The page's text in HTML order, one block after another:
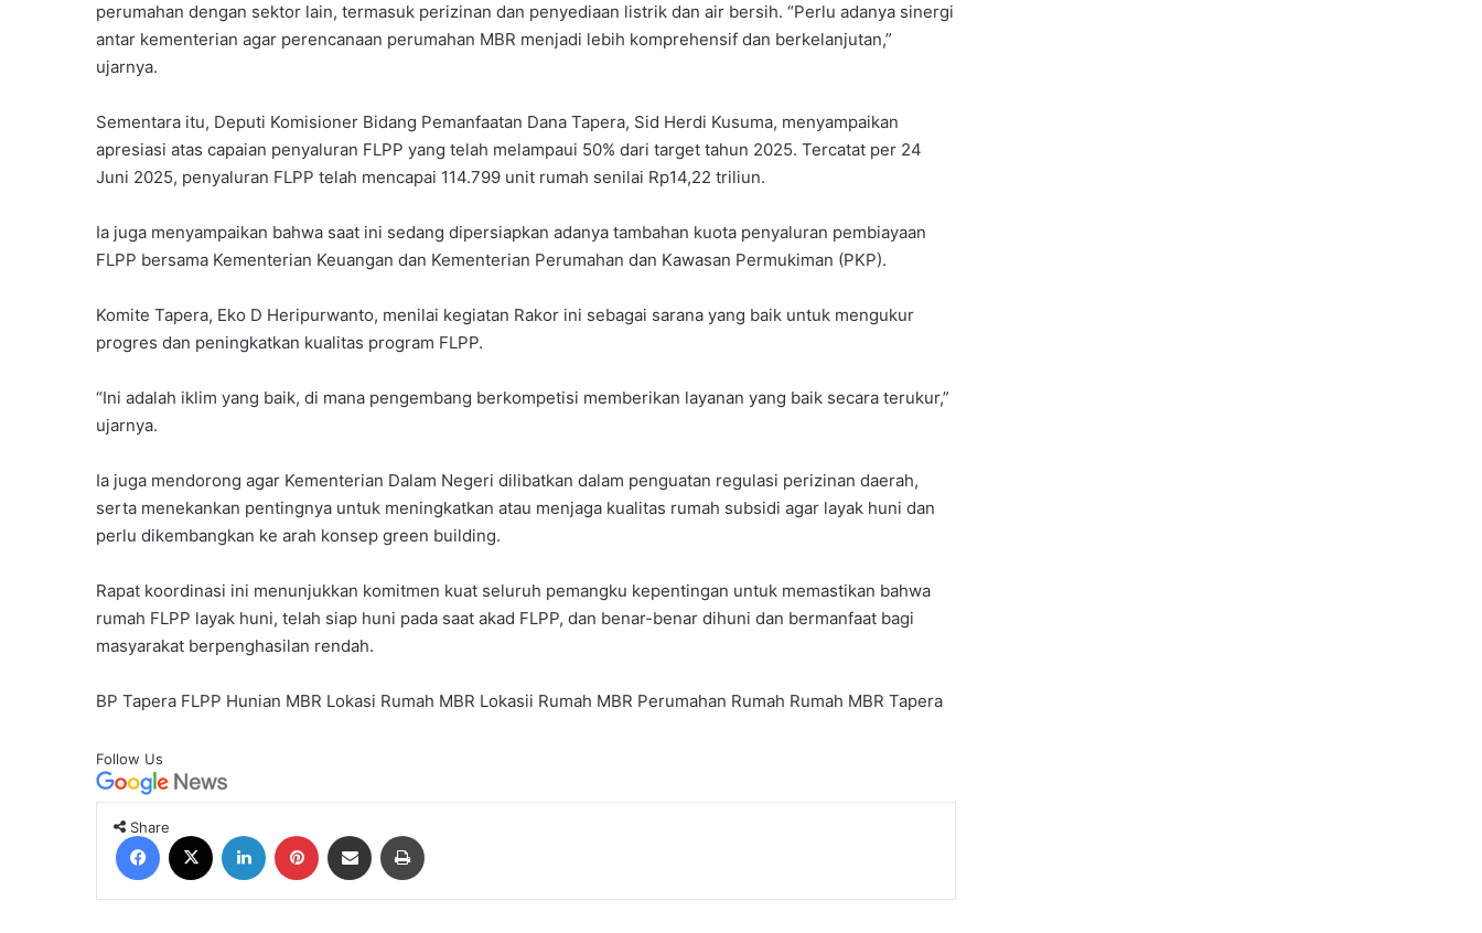
perumahan dengan sektor lain, termasuk perizinan dan penyediaan listrik dan air bersih. “Perlu adanya sinergi
antar kementerian agar perencanaan perumahan MBR menjadi lebih komprehensif dan berkelanjutan,”
ujarnya.
Sementara itu, Deputi Komisioner Bidang Pemanfaatan Dana Tapera, Sid Herdi Kusuma, menyampaikan
apresiasi atas capaian penyaluran FLPP yang telah melampaui 50% dari target tahun 2025. Tercatat per 24
Juni 2025, penyaluran FLPP telah mencapai 114.799 unit rumah senilai Rp14,22 triliun.
Ia juga menyampaikan bahwa saat ini sedang dipersiapkan adanya tambahan kuota penyaluran pembiayaan
FLPP bersama Kementerian Keuangan dan Kementerian Perumahan dan Kawasan Permukiman (PKP).
Komite Tapera, Eko D Heripurwanto, menilai kegiatan Rakor ini sebagai sarana yang baik untuk mengukur
progres dan peningkatkan kualitas program FLPP.
“Ini adalah iklim yang baik, di mana pengembang berkompetisi memberikan layanan yang baik secara terukur,”
ujarnya.
Ia juga mendorong agar Kementerian Dalam Negeri dilibatkan dalam penguatan regulasi perizinan daerah,
serta menekankan pentingnya untuk meningkatkan atau menjaga kualitas rumah subsidi agar layak huni dan
perlu dikembangkan ke arah konsep green building.
Rapat koordinasi ini menunjukkan komitmen kuat seluruh pemangku kepentingan untuk memastikan bahwa
rumah FLPP layak huni, telah siap huni pada saat akad FLPP, dan benar-benar dihuni dan bermanfaat bagi
masyarakat berpenghasilan rendah.
BP Tapera FLPP Hunian MBR Lokasi Rumah MBR Lokasii Rumah MBR Perumahan Rumah Rumah MBR Tapera
Follow Us
ShareFacebook LinkedIn Pinterest Share via Email